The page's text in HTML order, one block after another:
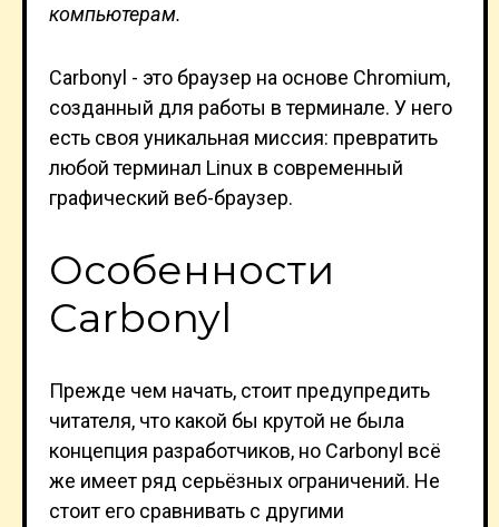
компьютерам.
Carbonyl - это браузер на основе Chromium,
созданный для работы в терминале. У него
есть своя уникальная миссия: превратить
любой терминал Linux в современный
графический веб-браузер.
Особенности
Carbonyl
Прежде чем начать, стоит предупредить
читателя, что какой бы крутой не была
концепция разработчиков, но Carbonyl всё
же имеет ряд серьёзных ограничений. Не
стоит его сравнивать с другими